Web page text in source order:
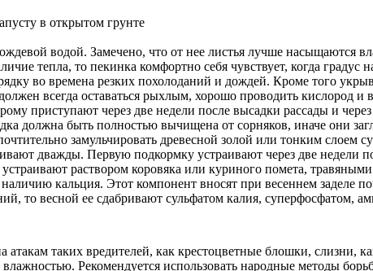
в открытом грунте
водой. Замечено, что от нее листья лучше насыщаются
тепла, то пекинка комфортно себя чувствует, когда
во времена резких похолоданий и дождей. Кроме того
всегда оставаться рыхлым, хорошо проводить
приступают через две недели после высадки рассады и
должна быть полностью вычищена от сорняков, иначе они
замульчировать древесной золой или тонким слоем
дважды. Первую подкормку устраивают через две недели
раствором коровяка или куриного помета,
кальция. Этот компонент вносят при весеннем
то весной ее сдабривают сульфатом калия, суперфосфатом,
атакам таких вредителей, как крестоцветные блошки,
Рекомендуется использовать народные методы